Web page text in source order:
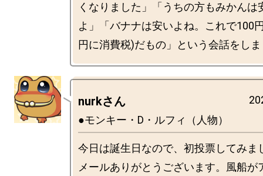
くなりました」「うちの方もみかんは
よ」「バナナは安いよね。これで100
nurkさん
●モンキー・D・ルフィ（人物）
今日は誕生日なので、初投票してみま
メールありがとうございます。風船が